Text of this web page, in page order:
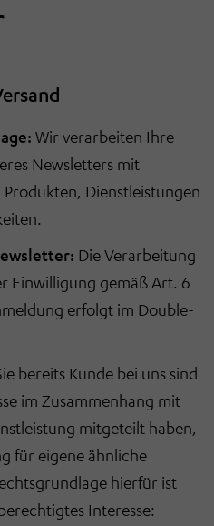
Wir verarbeiten Ihre
Newsletters mit
Dienstleistungen
Die Verarbeitung
Einwilligung gemäß Art. 6
erfolgt im Double-
bereits Kunde bei uns sind
im Zusammenhang mit
mitgeteilt haben,
für eigene ähnliche
hierfür ist
Interesse: